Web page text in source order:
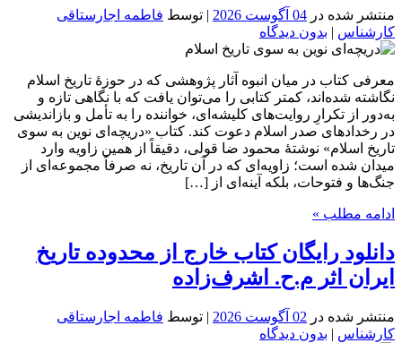
منتشر شده در 04 آگوست 2026 | توسط فاطمه اجارستاقی
کارشناس | بدون دیدگاه
معرفی کتاب در میان انبوه آثار پژوهشی که در حوزهٔ تاریخ اسلام
نگاشته شده‌اند، کمتر کتابی را می‌توان یافت که با نگاهی تازه و
به‌دور از تکرارِ روایت‌های کلیشه‌ای، خواننده را به تأمل و بازاندیشی
در رخدادهای صدر اسلام دعوت کند. کتاب «دریچه‌ای نوین به سوی
تاریخ اسلام» نوشتهٔ محمود ضا قولی، دقیقاً از همین زاویه وارد
میدان شده است؛ زاویه‌ای که در آن تاریخ، نه صرفاً مجموعه‌ای از
جنگ‌ها و فتوحات، بلکه آینه‌ای از […]
ادامه مطلب »
دانلود رایگان کتاب خارج از محدوده تاریخ
ایران اثر م.ح. اشرف‌زاده
منتشر شده در 02 آگوست 2026 | توسط فاطمه اجارستاقی
کارشناس | بدون دیدگاه